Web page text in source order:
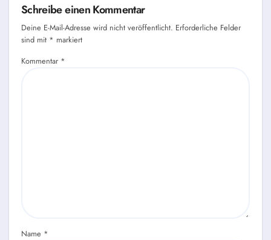
Schreibe einen Kommentar
Deine E-Mail-Adresse wird nicht veröffentlicht. Erforderliche Felder
sind mit * markiert
Kommentar *
Name *